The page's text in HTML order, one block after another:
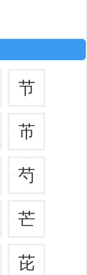
节
芇
芍
芒
芘